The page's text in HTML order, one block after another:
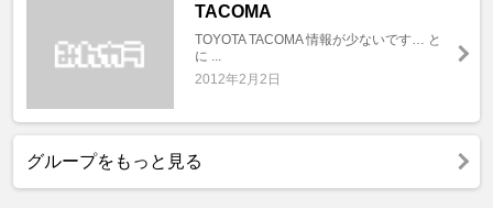
TACOMA
TOYOTA TACOMA 情報が少ないです… と
に ...
2012年2月2日
グループをもっと見る